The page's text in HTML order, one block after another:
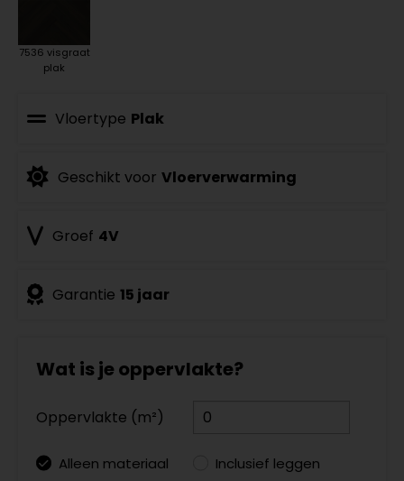
7536 visgraat
plak
Vloertype Plak
Geschikt voor Vloerverwarming
Groef 4V
Garantie 15 jaar
Wat is je oppervlakte?
Oppervlakte (m²)
Alleen materiaal Inclusief leggen